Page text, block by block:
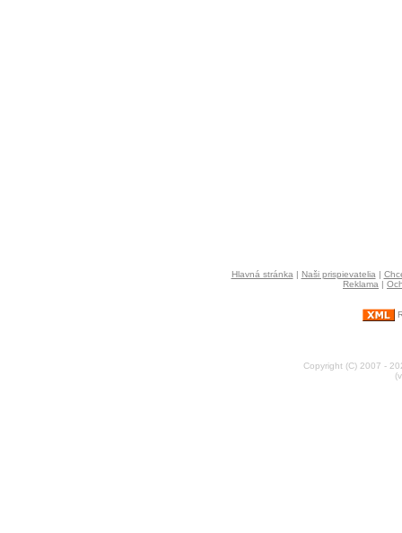
Hlavná stránka | Naši prispievatelia |
Reklama |
Copyright (C) 2007 -